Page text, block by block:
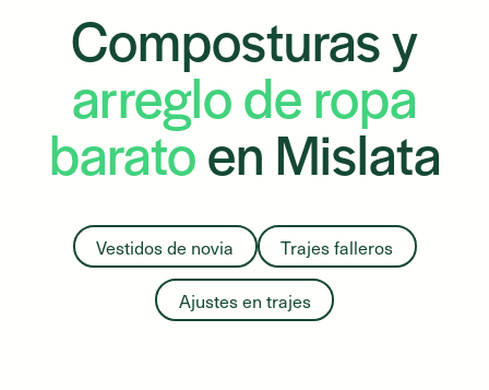
Composturas y
arreglo de ropa
baratoen Mislata
Vestidos de novia Trajes falleros
Ajustes en trajes